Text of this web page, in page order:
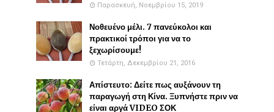
Παρασκευή, Νοεμβρίου 15, 2019
Νοθευένο μέλι. 7 πανεύκολοι και
πρακτικοί τρόποι για να το
ξεχωρίσουμε!
Τετάρτη, Δεκεμβρίου 21, 2016
Απίστευτο: Δείτε πως αυξάνουν τη
παραγωγή στη Κίνα. Ξυπνήστε πριν να
είναι αργά VIDEO ΣΟΚ